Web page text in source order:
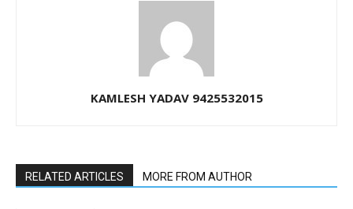
KAMLESH YADAV 9425532015
RELATED ARTICLES MORE FROM AUTHOR